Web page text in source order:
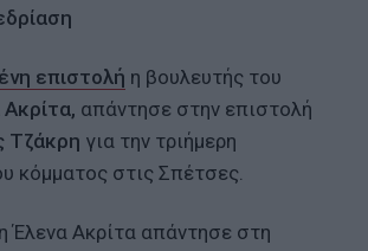
επιστολή η βουλευτής του
απάντησε στην επιστολή
Τζάκρη για την τριήμερη
κόμματος στις Σπέτσες.
Έλενα Ακρίτα απάντησε στη